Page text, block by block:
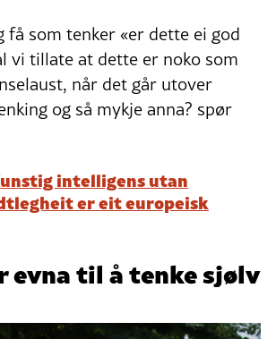
få som tenker «er dette ei god
vi tillate at dette er noko som
når det går utover
og så mykje anna? spør
intelligens utan
er eit europeisk
evna til å tenke sjølv